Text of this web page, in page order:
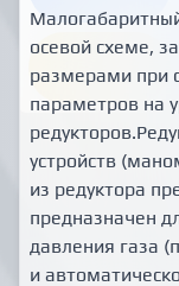
осевой схеме,
размерами при
параметров на
устройств
из редуктора
предназначен
давления газа
и